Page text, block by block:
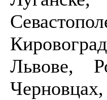
Львове,